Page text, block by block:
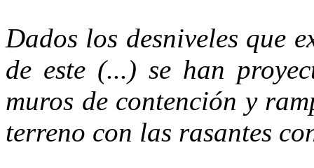
Dados los desniveles que
de este (...) se han
muros de contención y
terreno con las rasantes